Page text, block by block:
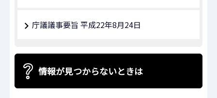
庁議議事要旨 平成22年8月24日
情報が見つからないときは